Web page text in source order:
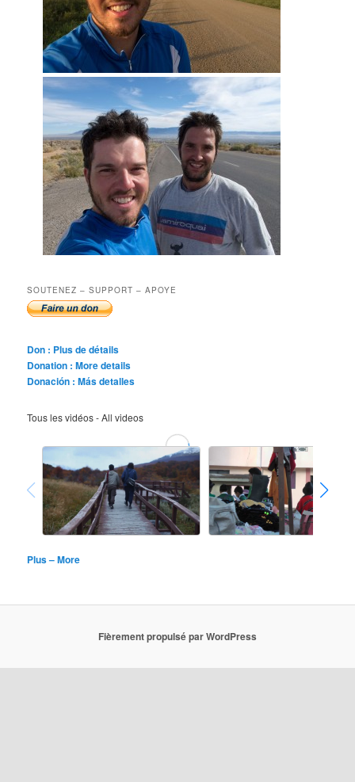
SOUTENEZ – SUPPORT – APOYE
Don : Plus de détails
Donation : More details
Donación : Más detalles
Tous les vidéos - All videos
Plus – More
Fièrement propulsé par WordPress